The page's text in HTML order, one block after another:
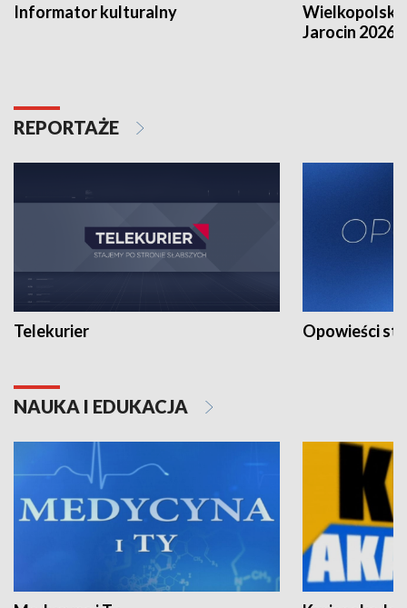
Informator kulturalny
Jarocin 2026
REPORTAŻE
Telekurier Opowieści
NAUKA I EDUKACJA